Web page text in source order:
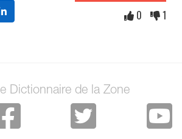
0 1
Dictionnaire de la Zone